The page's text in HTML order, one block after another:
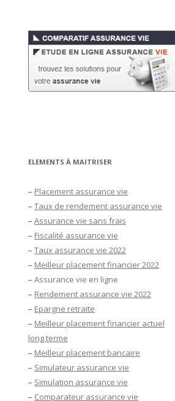
ELEMENTS À MAITRISER
– Placement assurance vie
– Taux de rendement assurance vie
– Assurance vie sans frais
– Fiscalité assurance vie
– Taux assurance vie 2022
– Meilleur placement financier 2022
– Assurance vie en ligne
– Rendement assurance vie 2022
– Epargne retraite
– Meilleur placement financier actuel
long terme
– Meilleur placement bancaire
– Simulateur assurance vie
– Simulation assurance vie
– Comparateur assurance vie